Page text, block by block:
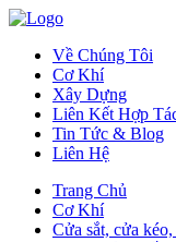
Về Chúng Tôi
Cơ Khí
Xây Dựng
Liên Kết Hợp
Tin Tức & Blog
Liên Hệ
Trang Chủ
Cơ Khí
Cửa sắt, cửa